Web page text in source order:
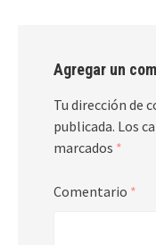
Agregar un
Tu dirección de
publicada. Los
marcados *
Comentario *